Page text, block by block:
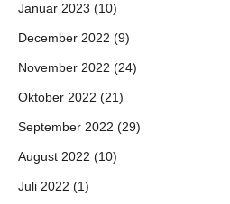
Januar 2023 (10)
December 2022 (9)
November 2022 (24)
Oktober 2022 (21)
September 2022 (29)
August 2022 (10)
Juli 2022 (1)